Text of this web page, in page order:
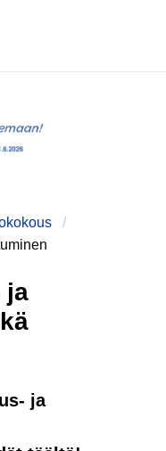
ja
ja